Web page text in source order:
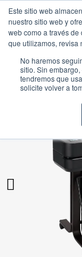
Este sitio web
nuestro sitio web y
web como a través
que utilizamos, revisa
No haremos
sitio. Sin
tendremos que
solicite volver a